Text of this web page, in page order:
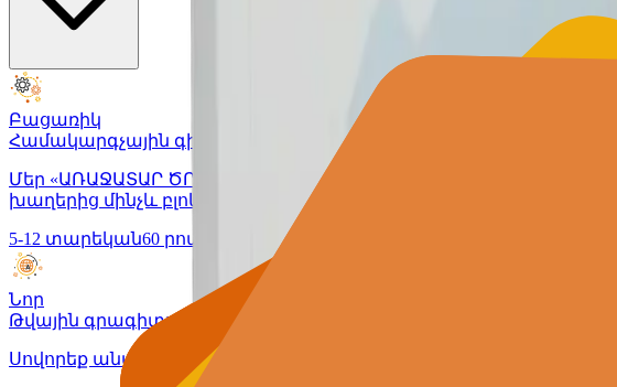
Բացառիկ
Համակարգչային գիտություն
Մեր «ԱՌԱՋԱՏԱՐ ԾՐԱԳԻՐԸ» ունի 600+ շրջանավարտներ 7
խաղերից մինչև բլոկային կոդավորում և համակարգչի
5-12 տարեկան60 րոպե
Նոր
Թվային գրագիտություն
Սովորեք անվտանգ և վստահ լինել օնլայն՝ Google-ի «Be Internet